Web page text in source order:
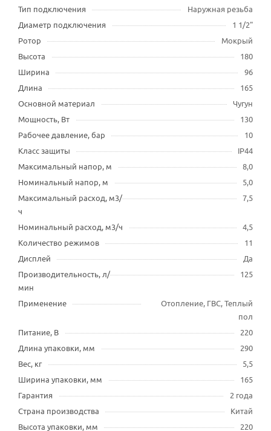
Тип подключения
Наружная резьба
Диаметр подключения
1 1/2"
Ротор
Мокрый
Высота
180
Ширина
96
Длина
165
Основной материал
Чугун
Мощность, Вт
130
Рабочее давление, бар
10
Класс защиты
IP44
Максимальный напор, м
8,0
Номинальный напор, м
5,0
Максимальный расход, м3/
ч
7,5
Номинальный расход, м3/ч
4,5
Количество режимов
11
Дисплей
Да
Производительность, л/
мин
125
Применение
Отопление, ГВС, Теплый
пол
Питание, В
220
Длина упаковки, мм
290
Вес, кг
5,5
Ширина упаковки, мм
165
Гарантия
2 года
Страна производства
Китай
Высота упаковки, мм
220